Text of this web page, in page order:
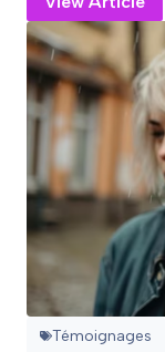
Témoignages